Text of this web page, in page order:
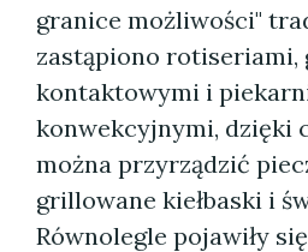
granice możliwości"
zastąpiono
kontaktowymi i
konwekcyjnymi, dzięki
można przyrządzić
grillowane kiełbaski i
Równolegle pojawiły